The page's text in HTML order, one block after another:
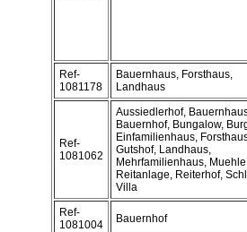
Ref-
1081178
Bauernhaus, Forsthaus,
Landhaus
Ref-
1081062
Aussiedlerhof,
Bauernhof, Bungalow,
Einfamilienhaus,
Gutshof, Landhaus,
Mehrfamilienhaus,
Reitanlage, Reiterhof,
Villa
Ref-
1081004
Bauernhof